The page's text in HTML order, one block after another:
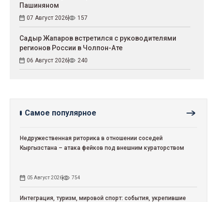
Пашиняном
07 Август 2026 157
Садыр Жапаров встретился с руководителями
регионов России в Чолпон-Ате
06 Август 2026 240
Самое популярное
Недружественная риторика в отношении соседей
Кыргызстана – атака фейков под внешним кураторством
05 Август 2026 754
Интеграция, туризм, мировой спорт: события, укрепившие